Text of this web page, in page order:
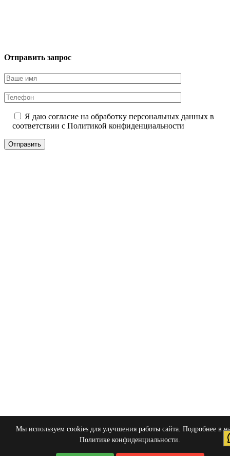
Отправить запрос
Я даю согласие на обработку персональных данных в
соответствии с Политикой конфиденциальности
Мы используем cookies для улучшения работы сайта. Подробнее в
Политике конфиденциальности.